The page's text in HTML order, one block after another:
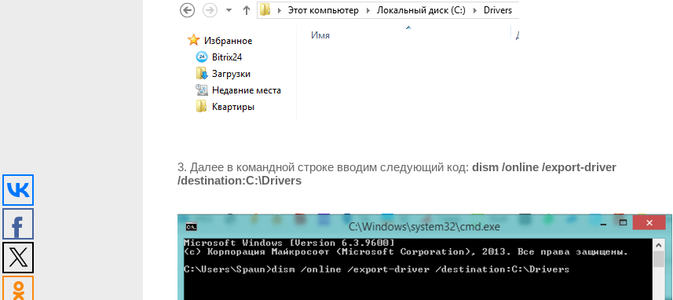
3. Далее в командной строке вводим следующий код: dism /online /export-driver
/destination:C:\Drivers